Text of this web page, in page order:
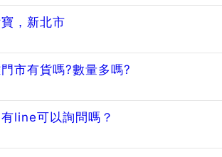
，新北市
市有貨嗎?數量多嗎?
line可以詢問嗎？